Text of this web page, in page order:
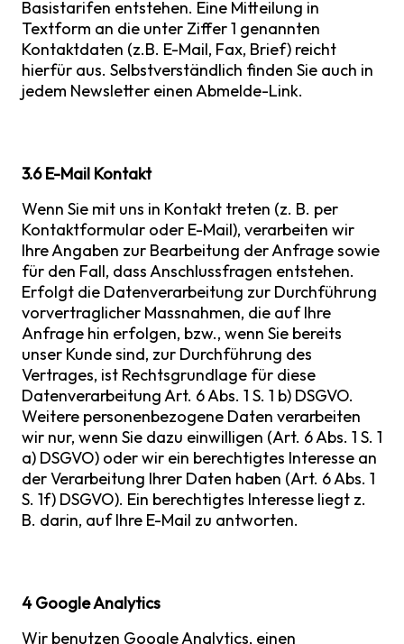
Basistarifen entstehen. Eine Mitteilung in
Textform an die unter Ziffer 1 genannten
Kontaktdaten (z.B. E-Mail, Fax, Brief) reicht
hierfür aus. Selbstverständlich finden Sie auch in
jedem Newsletter einen Abmelde-Link.
3.6 E-Mail Kontakt
Wenn Sie mit uns in Kontakt treten (z. B. per
Kontaktformular oder E-Mail), verarbeiten wir
Ihre Angaben zur Bearbeitung der Anfrage sowie
für den Fall, dass Anschlussfragen entstehen.
Erfolgt die Datenverarbeitung zur Durchführung
vorvertraglicher Massnahmen, die auf Ihre
Anfrage hin erfolgen, bzw., wenn Sie bereits
unser Kunde sind, zur Durchführung des
Vertrages, ist Rechtsgrundlage für diese
Datenverarbeitung Art. 6 Abs. 1 S. 1 b) DSGVO.
Weitere personenbezogene Daten verarbeiten
wir nur, wenn Sie dazu einwilligen (Art. 6 Abs. 1 S. 1
a) DSGVO) oder wir ein berechtigtes Interesse an
der Verarbeitung Ihrer Daten haben (Art. 6 Abs. 1
S. 1f) DSGVO). Ein berechtigtes Interesse liegt z.
B. darin, auf Ihre E-Mail zu antworten.
4 Google Analytics
Wir benutzen Google Analytics, einen